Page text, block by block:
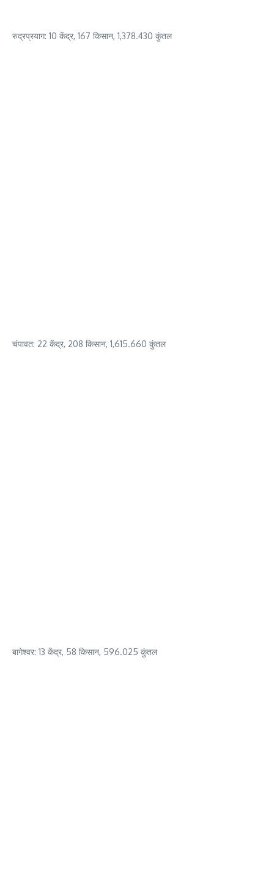
रुद्रप्रयाग: 10 केंद्र, 167 किसान, 1,378.430 कुंतल
चंपावत: 22 केंद्र, 208 किसान, 1,615.660 कुंतल
बागेश्वर: 13 केंद्र, 58 किसान, 596.025 कुंतल